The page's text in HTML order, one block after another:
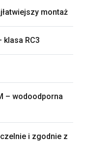
montaż
klasa RC3
– wodoodporna
i zgodnie z